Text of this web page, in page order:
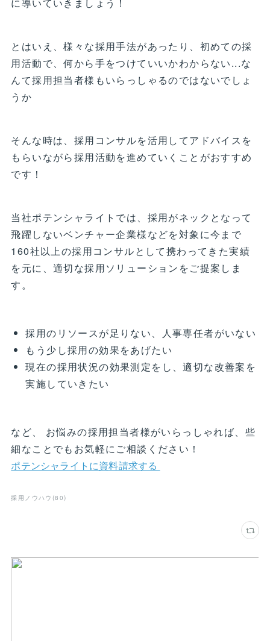
に導いていきましょう！
とはいえ、様々な採用手法があったり、初めての採
用活動で、何から手をつけていいかわからない...な
んて採用担当者様もいらっしゃるのではないでしょ
うか
そんな時は、採用コンサルを活用してアドバイスを
もらいながら採用活動を進めていくことがおすすめ
です！
当社ポテンシャライトでは、採用がネックとなって
飛躍しないベンチャー企業様などを対象に今まで
160社以上の採用コンサルとして携わってきた実績
を元に、適切な採用ソリューションをご提案しま
す。
採用のリソースが足りない、人事専任者がいない
もう少し採用の効果をあげたい
現在の採用状況の効果測定をし、適切な改善案を
実施していきたい
など、 お悩みの採用担当者様がいらっしゃれば、些
細なことでもお気軽にご相談ください！
ポテンシャライトに資料請求する
採用ノウハウ (80)